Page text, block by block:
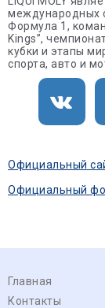
международных
Формула 1,
Kings”,
кубки и этапы
спорта, авто и
Официальный
Официальный
Главная
Контакты